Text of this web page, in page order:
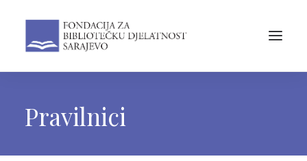
Pravilnici